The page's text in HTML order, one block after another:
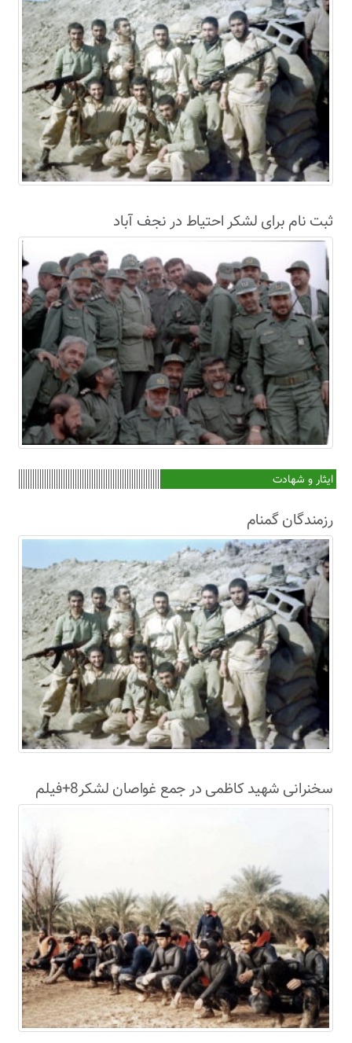
ثبت نام برای لشکر احتیاط در نجف آباد
ایثار و شهادت
رزمندگان گمنام
سخنرانی شهید کاظمی در جمع غواصان لشکر8+فیلم